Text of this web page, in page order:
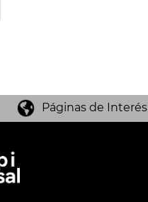
Páginas de Interés